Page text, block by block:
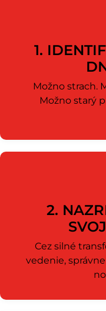
1.
Možno strach.
Možno starý
2.
Cez silné
vedenie,